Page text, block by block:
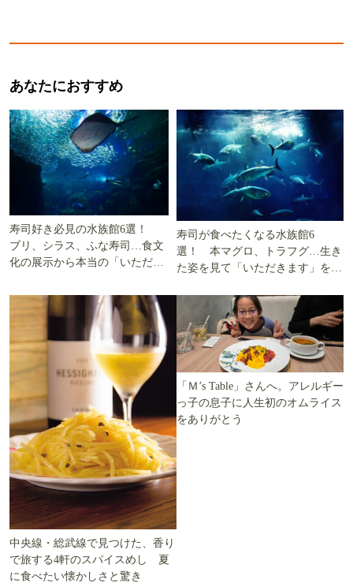
あなたにおすすめ
寿司好き必見の水族館6選！
ブリ、シラス、ふな寿司…食文
化の展示から本当の「いただき
寿司が食べたくなる水族館6
選！ 本マグロ、トラフグ…生き
た姿を見て「いただきます」を考
中央線・総武線で見つけた、香り
で旅する4軒のスパイスめし 夏
に食べたい懐かしさと驚き
「Ｍ’s Table」さんへ。アレルギー
っ子の息子に人生初のオムライス
をありがとう